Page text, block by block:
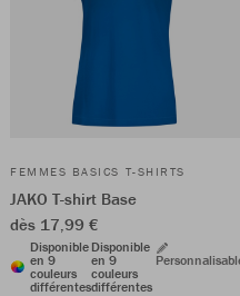
FEMMES BASICS T-SHIRTS
JAKO T-shirt Base
dès 17,99 €
Disponible
en 9
couleurs
différentes
Disponible
en 9
couleurs
différentes